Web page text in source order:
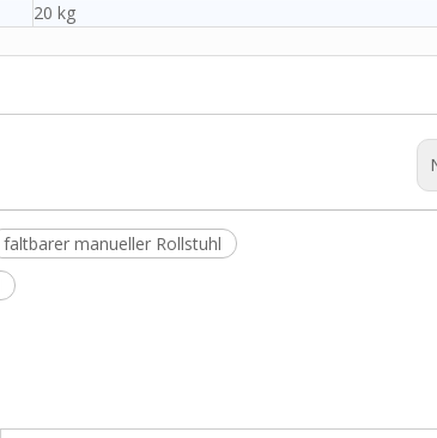
20 kg
faltbarer manueller Rollstuhl